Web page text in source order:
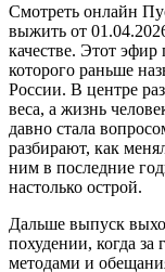
Смотреть онлайн
выжить от
качестве. Этот
которого раньше
России. В центре
веса, а жизнь
давно стала
разбирают, как
ним в последние
настолько острой.
Дальше выпуск
похудении, когда
методами и